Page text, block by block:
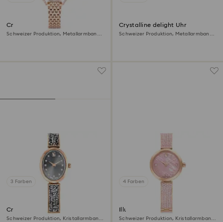
Crystalline aura Uhr
Schweizer Produktion, Metallarmband,
Crystalline delight Uhr
Schweizer Produktion, Metallarmband,
3 Farben
Crystal Rock oval Uhr
Schweizer Produktion, Kristallarmband,
4 Farben
Illumina Uhr
Schweizer Produktion, Kristallarmband,